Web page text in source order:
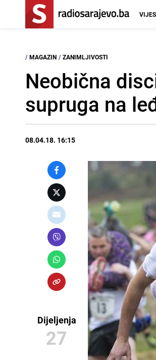
/ MAGAZIN / ZANIMLJIVOSTI
Neobična
supruga na
08.04.18. 16:15
Dijeljenja
27